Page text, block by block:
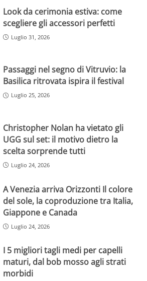
Look da cerimonia estiva: come
scegliere gli accessori perfetti
Luglio 31, 2026
Passaggi nel segno di Vitruvio: la
Basilica ritrovata ispira il festival
Luglio 25, 2026
Christopher Nolan ha vietato gli
UGG sul set: il motivo dietro la
scelta sorprende tutti
Luglio 24, 2026
A Venezia arriva Orizzonti Il colore
del sole, la coproduzione tra Italia,
Giappone e Canada
Luglio 24, 2026
I 5 migliori tagli medi per capelli
maturi, dal bob mosso agli strati
morbidi